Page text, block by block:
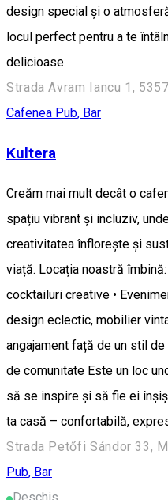
design special și o
locul perfect pentru a te
delicioase.
Strada Avram Iancu 1,
Cafenea Pub, Bar
Kultera
Creăm mai mult decât o
spațiu vibrant și incluziv,
creativitatea înflorește și
viață. Locația noastră
cocktailuri creative •
design eclectic, mobilier
angajament față de un stil
de comunitate Este un loc
să se inspire și să fie ei
ta casă – confortabilă,
Pub, Bar